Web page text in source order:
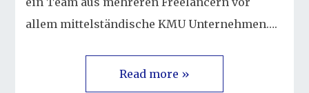
allem mittelständische KMU Unternehmen….
Read more »